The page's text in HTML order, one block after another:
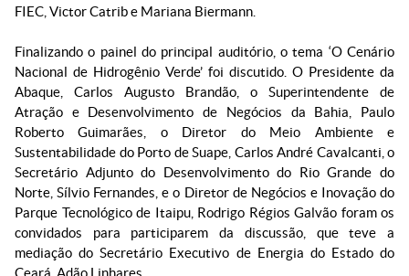
FIEC, Victor Catrib e Mariana Biermann.
Finalizando o painel do principal auditório, o tema ‘O Cenário
Nacional de Hidrogênio Verde’ foi discutido. O Presidente da
Abaque, Carlos Augusto Brandão, o Superintendente de
Atração e Desenvolvimento de Negócios da Bahia, Paulo
Roberto Guimarães, o Diretor do Meio Ambiente e
Sustentabilidade do Porto de Suape, Carlos André Cavalcanti, o
Secretário Adjunto do Desenvolvimento do Rio Grande do
Norte, Sílvio Fernandes, e o Diretor de Negócios e Inovação do
Parque Tecnológico de Itaipu, Rodrigo Régios Galvão foram os
convidados para participarem da discussão, que teve a
mediação do Secretário Executivo de Energia do Estado do
Ceará, Adão Linhares.